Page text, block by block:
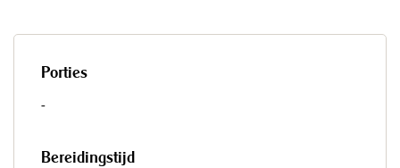
Porties
-
Bereidingstijd